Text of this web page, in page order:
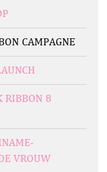
CAMPAGNE
RIBBON 8
VROUW